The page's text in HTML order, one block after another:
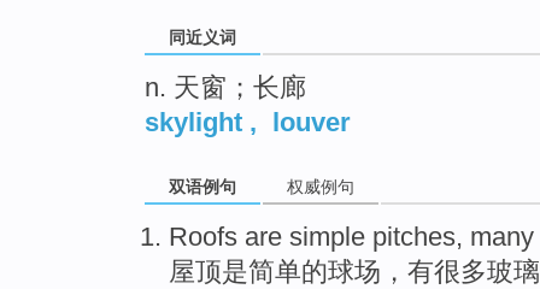
同近义词
n. 天窗；长廊
skylight , louver
双语例句 权威例句
Roofs are simple pitches, many
屋顶是简单的球场 ， 有很多玻璃